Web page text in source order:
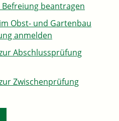
beantragen
Obst- und Gartenbau
anmelden
Abschlussprüfung
Zwischenprüfung